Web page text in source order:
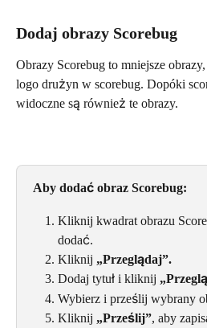
Dodaj obrazy Scorebug
Obrazy Scorebug to mniejsze
logo drużyn w scorebug. Dopóki
widoczne są również te obrazy.
Aby dodać obraz Scorebug:
Kliknij kwadrat obrazu
dodać.
Kliknij „Przeglądaj”.
Dodaj tytuł i kliknij
Wybierz i prześlij wybrany
Kliknij „Prześlij”, aby